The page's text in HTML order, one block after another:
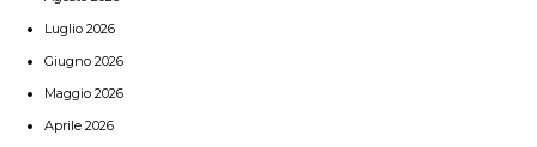
Luglio 2026
Giugno 2026
Maggio 2026
Aprile 2026